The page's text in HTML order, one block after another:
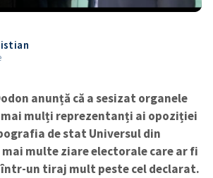
anunță că a sesizat organele
mai mulți reprezentanți ai opoziției
de stat Universul din
multe ziare electorale care ar fi
un tiraj mult peste cel declarat.